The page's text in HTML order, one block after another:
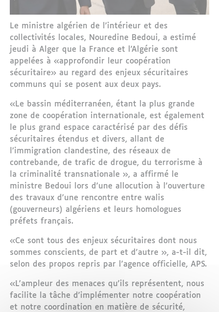
Le ministre algérien de l’intérieur et des
collectivités locales, Nouredine Bedoui, a estimé
jeudi à Alger que la France et l’Algérie sont
appelées à «approfondir leur coopération
sécuritaire» au regard des enjeux sécuritaires
communs qui se posent aux deux pays.
«Le bassin méditerranéen, étant la plus grande
zone de coopération internationale, est également
le plus grand espace caractérisé par des défis
sécuritaires étendus et divers, allant de
l’immigration clandestine, des réseaux de
contrebande, de trafic de drogue, du terrorisme à
la criminalité transnationale », a affirmé le
ministre Bedoui lors d’une allocution à l’ouverture
des travaux d’une rencontre entre walis
(gouverneurs) algériens et leurs homologues
préfets français.
«Ce sont tous des enjeux sécuritaires dont nous
sommes conscients, de part et d'autre », a-t-il dit,
selon des propos repris par l’agence officielle, APS.
«L'ampleur des menaces qu'ils représentent, nous
facilite la tâche d'implémenter notre coopération
et notre coordination en matière de sécurité,